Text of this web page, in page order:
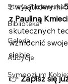
Strefa Partnerska
Biblioteka
Galeria
Audycje
Sympozjum
z wyjątkowymi
z Pauliną
skutecznych
wzmocnić
siebie.
👉 Zapisz się